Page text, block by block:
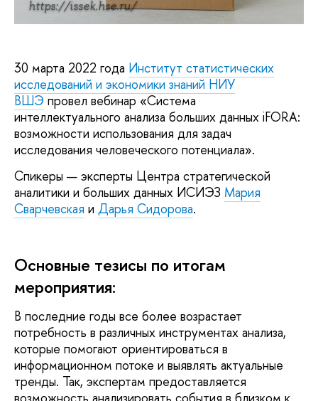
https://issek.hse.ru/
30 марта 2022 года Институт статистических
исследований и экономики знаний НИУ
ВШЭ провел вебинар «Система
интеллектуального анализа больших данных iFORA:
возможности использования для задач
исследования человеческого потенциала».
Спикеры — эксперты Центра стратегической
аналитики и больших данных ИСИЭЗ Мария
Сварчевская и Дарья Сидорова.
Основные тезисы по итогам
мероприятия:
В последние годы все более возрастает
потребность в различных инструментах анализа,
которые помогают ориентироваться в
информационном потоке и выявлять актуальные
тренды. Так, экспертам предоставляется